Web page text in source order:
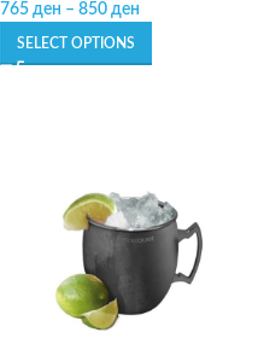
765 ден – 850 ден
SELECT OPTIONS